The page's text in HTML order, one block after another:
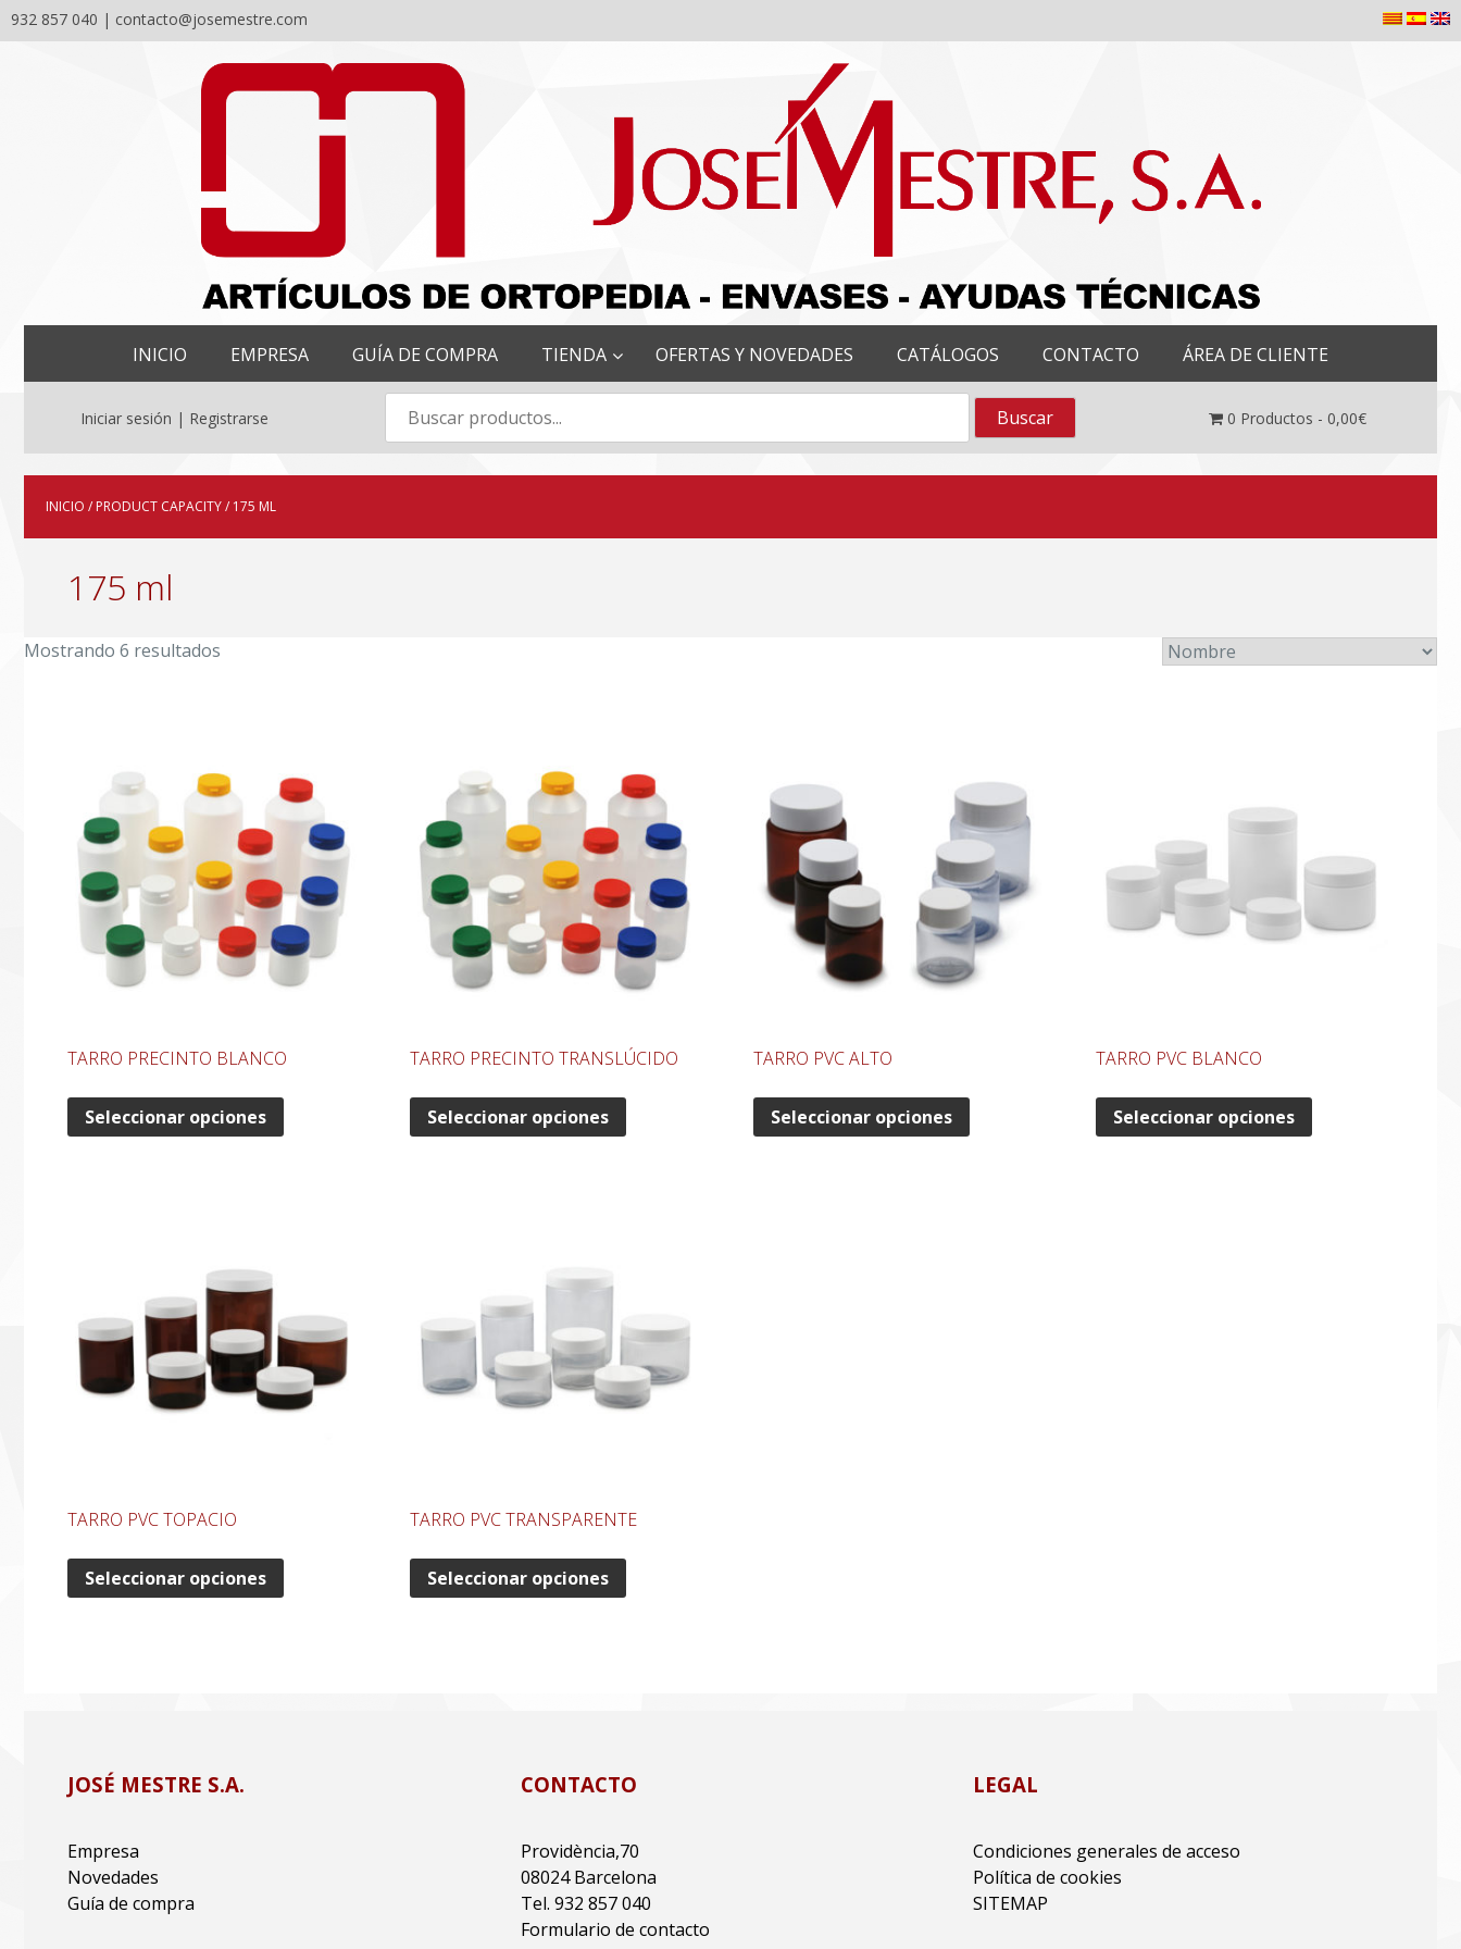
932 857 040 | contacto@josemestre.com
INICIO EMPRESA GUÍA DE COMPRA TIENDA OFERTAS Y NOVEDADES CATÁLOGOS CONTACTO ÁREA DE CLIENTE
Iniciar sesión | Registrarse 0 Productos - 0,00€
INICIO / PRODUCT CAPACITY / 175 ML
175 ml
Mostrando 6 resultados
TARRO PRECINTO BLANCO
Seleccionar opciones
TARRO PRECINTO TRANSLÚCIDO
Seleccionar opciones
TARRO PVC ALTO
Seleccionar opciones
TARRO PVC BLANCO
Seleccionar opciones
TARRO PVC TOPACIO
Seleccionar opciones
TARRO PVC TRANSPARENTE
Seleccionar opciones
JOSÉ MESTRE S.A.
Empresa
Novedades
Guía de compra
CONTACTO
Providència,70
08024 Barcelona
Tel. 932 857 040
Formulario de contacto
LEGAL
Condiciones generales de acceso
Política de cookies
SITEMAP